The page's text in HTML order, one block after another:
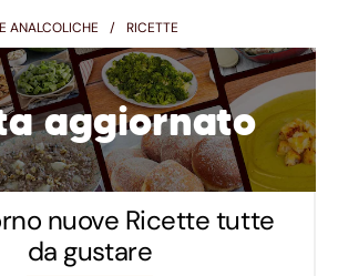
ANALCOLICHE RICETTE
aggiornato
nuove Ricette tutte
da gustare